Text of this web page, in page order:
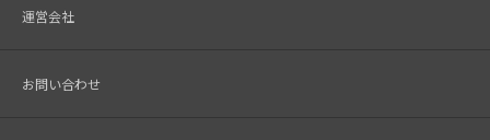
運営会社
お問い合わせ